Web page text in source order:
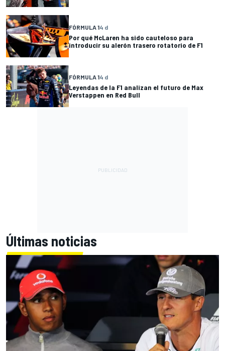
FÓRMULA 14 d
Por qué McLaren ha sido cauteloso para
introducir su alerón trasero rotatorio de F1
FÓRMULA 14 d
Leyendas de la F1 analizan el futuro de Max
Verstappen en Red Bull
Últimas noticias